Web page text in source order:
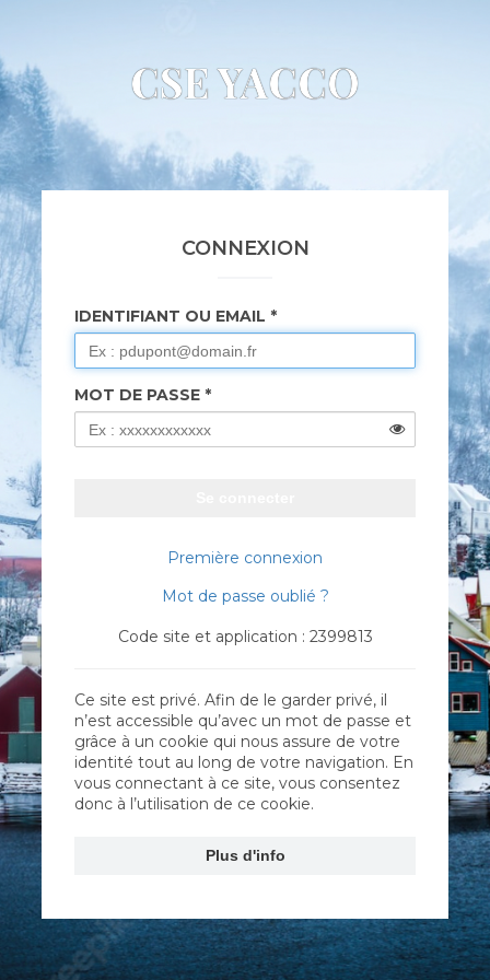
CSE YACCO
CONNEXION
IDENTIFIANT OU EMAIL
MOT DE PASSE
Première connexion
Mot de passe oublié ?
Code site et application : 2399813
Ce site est privé. Afin de le garder privé, il
n’est accessible qu’avec un mot de passe et
grâce à un cookie qui nous assure de votre
identité tout au long de votre navigation. En
vous connectant à ce site, vous consentez
donc à l’utilisation de ce cookie.
Plus d'info